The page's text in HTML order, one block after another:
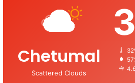
Chetumal
Scattered Clouds